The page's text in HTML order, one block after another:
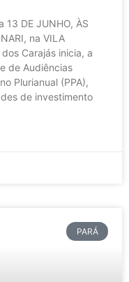
13 DE JUNHO, ÀS
na VILA
Carajás inicia, a
de Audiências
Plurianual (PPA),
de investimento
PARÁ